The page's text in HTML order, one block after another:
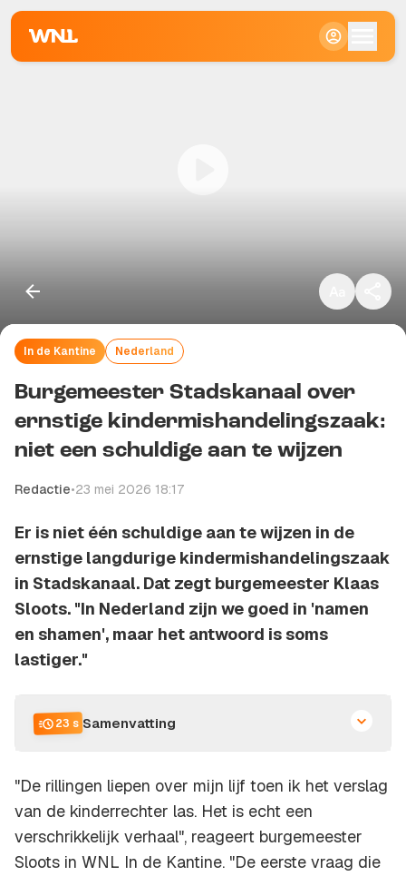
In de Kantine Nederland
Burgemeester Stadskanaal over
ernstige kindermishandelingszaak:
niet een schuldige aan te wijzen
Redactie•23 mei 2026 18:17
Er is niet één schuldige aan te wijzen in de
ernstige langdurige kindermishandelingszaak
in Stadskanaal. Dat zegt burgemeester Klaas
Sloots. "In Nederland zijn we goed in 'namen
en shamen', maar het antwoord is soms
lastiger."
23 s Samenvatting
"De rillingen liepen over mijn lijf toen ik het verslag
van de kinderrechter las. Het is echt een
verschrikkelijk verhaal", reageert burgemeester
Sloots in WNL In de Kantine. "De eerste vraag die